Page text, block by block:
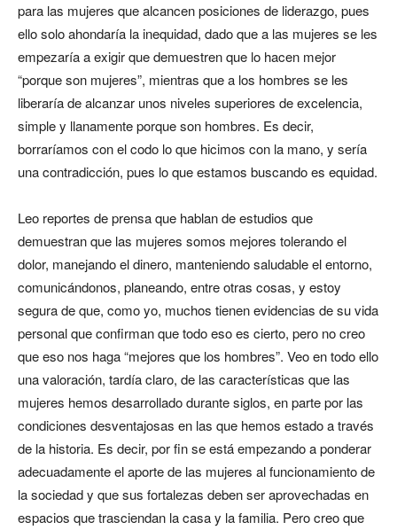
para las mujeres que alcancen posiciones de liderazgo, pues
ello solo ahondaría la inequidad, dado que a las mujeres se les
empezaría a exigir que demuestren que lo hacen mejor
“porque son mujeres”, mientras que a los hombres se les
liberaría de alcanzar unos niveles superiores de excelencia,
simple y llanamente porque son hombres. Es decir,
borraríamos con el codo lo que hicimos con la mano, y sería
una contradicción, pues lo que estamos buscando es equidad.
Leo reportes de prensa que hablan de estudios que
demuestran que las mujeres somos mejores tolerando el
dolor, manejando el dinero, manteniendo saludable el entorno,
comunicándonos, planeando, entre otras cosas, y estoy
segura de que, como yo, muchos tienen evidencias de su vida
personal que confirman que todo eso es cierto, pero no creo
que eso nos haga “mejores que los hombres”. Veo en todo ello
una valoración, tardía claro, de las características que las
mujeres hemos desarrollado durante siglos, en parte por las
condiciones desventajosas en las que hemos estado a través
de la historia. Es decir, por fin se está empezando a ponderar
adecuadamente el aporte de las mujeres al funcionamiento de
la sociedad y que sus fortalezas deben ser aprovechadas en
espacios que trasciendan la casa y la familia. Pero creo que